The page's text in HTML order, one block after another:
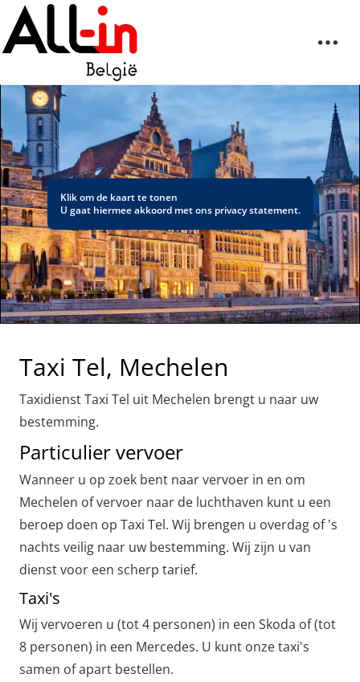
Klik om de kaart te tonen
U gaat hiermee akkoord met ons privacy statement.
Taxi Tel, Mechelen
Taxidienst Taxi Tel uit Mechelen brengt u naar uw
bestemming.
Particulier vervoer
Wanneer u op zoek bent naar vervoer in en om
Mechelen of vervoer naar de luchthaven kunt u een
beroep doen op Taxi Tel. Wij brengen u overdag of 's
nachts veilig naar uw bestemming. Wij zijn u van
dienst voor een scherp tarief.
Taxi's
Wij vervoeren u (tot 4 personen) in een Skoda of (tot
8 personen) in een Mercedes. U kunt onze taxi's
samen of apart bestellen.